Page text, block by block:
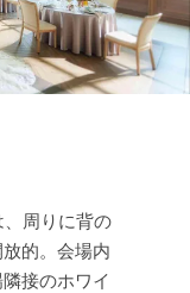
周りに背の
的。会場内
接のホワイ